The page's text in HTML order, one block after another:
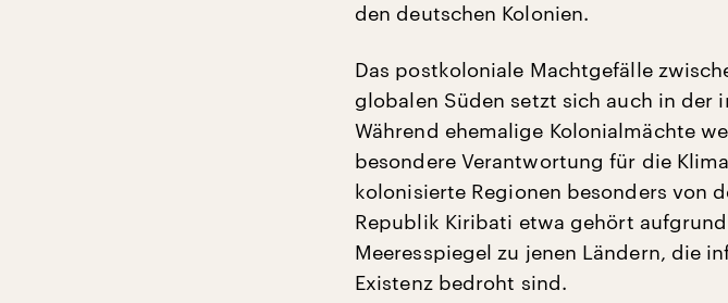
den deutschen Kolonien.
Das postkoloniale Machtgefälle
globalen Süden setzt sich auch in
Während ehemalige Kolonialmächte
besondere Verantwortung für die
kolonisierte Regionen besonders von
Republik Kiribati etwa gehört
Meeresspiegel zu jenen Ländern, die
Existenz bedroht sind.